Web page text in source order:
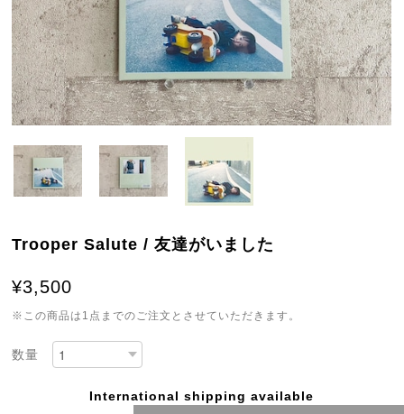
Trooper Salute / 友達がいました
¥3,500
※この商品は1点までのご注文とさせていただきます。
数量
International shipping available